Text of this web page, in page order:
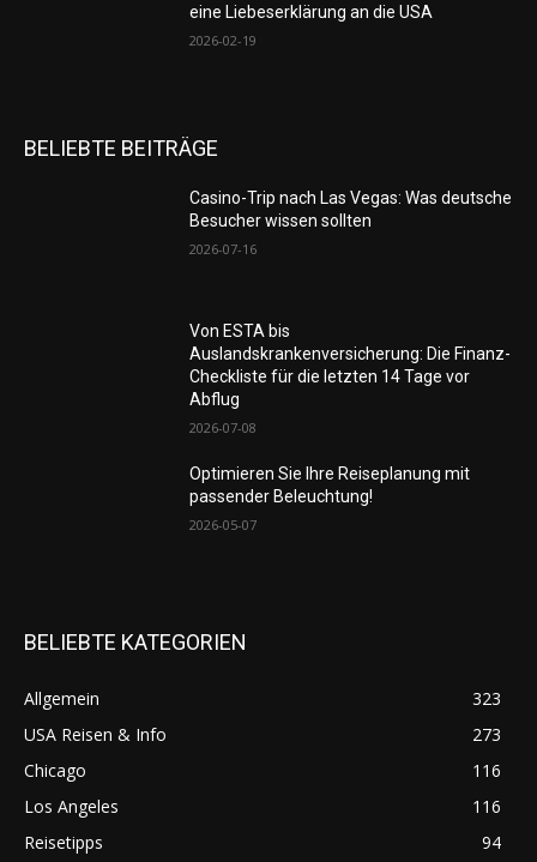
eine Liebeserklärung an die USA
2026-02-19
BELIEBTE BEITRÄGE
Casino-Trip nach Las Vegas: Was deutsche
Besucher wissen sollten
2026-07-16
Von ESTA bis
Auslandskrankenversicherung: Die Finanz-
Checkliste für die letzten 14 Tage vor
Abflug
2026-07-08
Optimieren Sie Ihre Reiseplanung mit
passender Beleuchtung!
2026-05-07
BELIEBTE KATEGORIEN
Allgemein
323
USA Reisen & Info
273
Chicago
116
Los Angeles
116
Reisetipps
94